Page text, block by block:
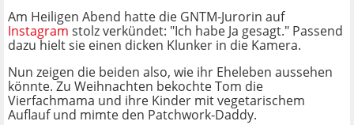
Am Heiligen Abend hatte die GNTM-Jurorin auf
Instagram stolz verkündet: "Ich habe Ja gesagt." Passend
dazu hielt sie einen dicken Klunker in die Kamera.
Nun zeigen die beiden also, wie ihr Eheleben aussehen
könnte. Zu Weihnachten bekochte Tom die
Vierfachmama und ihre Kinder mit vegetarischem
Auflauf und mimte den Patchwork-Daddy.